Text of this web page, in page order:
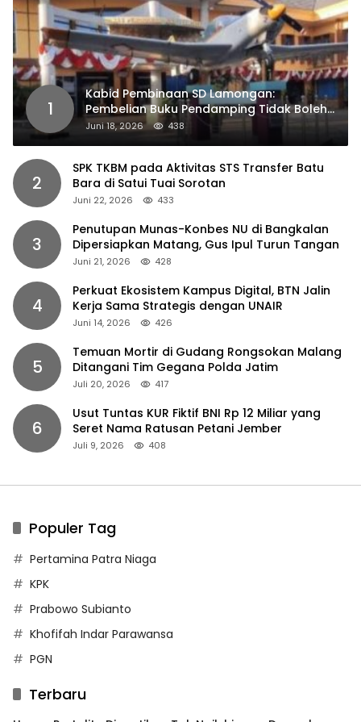
1
Kabid Pembinaan SD Lamongan:
Pembelian Buku Pendamping Tidak Boleh
Dipaksakan
Juni 18, 2026 438
2
SPK TKBM pada Aktivitas STS Transfer Batu
Bara di Satui Tuai Sorotan
Juni 22, 2026 433
3
Penutupan Munas-Konbes NU di Bangkalan
Dipersiapkan Matang, Gus Ipul Turun Tangan
Juni 21, 2026 428
4
Perkuat Ekosistem Kampus Digital, BTN Jalin
Kerja Sama Strategis dengan UNAIR
Juni 14, 2026 426
5
Temuan Mortir di Gudang Rongsokan Malang
Ditangani Tim Gegana Polda Jatim
Juli 20, 2026 417
6
Usut Tuntas KUR Fiktif BNI Rp 12 Miliar yang
Seret Nama Ratusan Petani Jember
Juli 9, 2026 408
Populer Tag
Pertamina Patra Niaga
KPK
Prabowo Subianto
Khofifah Indar Parawansa
PGN
Terbaru